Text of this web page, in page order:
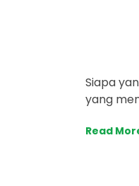
Siapa
yang
Read